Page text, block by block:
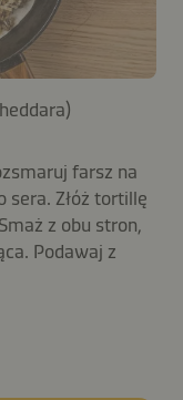
farsz na
sera. Złóż tortillę
z obu stron,
Podawaj z